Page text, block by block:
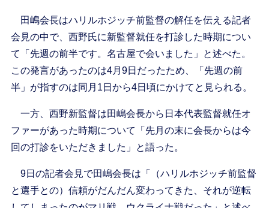
田嶋会長はハリルホジッチ前監督の解任を伝える記者
会見の中で、西野氏に新監督就任を打診した時期につい
て「先週の前半です。名古屋で会いました」と述べた。
この発言があったのは4月9日だったため、「先週の前
半」が指すのは同月1日から4日頃にかけてと見られる。
一方、西野新監督は田嶋会長から日本代表監督就任オ
ファーがあった時期について「先月の末に会長からは今
回の打診をいただきました」と語った。
9日の記者会見で田嶋会長は「（ハリルホジッチ前監督
と選手との）信頼がだんだん変わってきた、それが逆転